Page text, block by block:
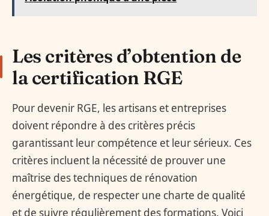
Les critères d’obtention de
la certification RGE
Pour devenir RGE, les artisans et entreprises
doivent répondre à des critères précis
garantissant leur compétence et leur sérieux. Ces
critères incluent la nécessité de prouver une
maîtrise des techniques de rénovation
énergétique, de respecter une charte de qualité
et de suivre régulièrement des formations. Voici